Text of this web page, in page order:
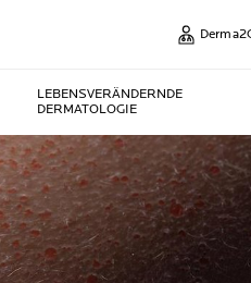
LEBENSVERÄNDERNDE
DERMATOLOGIE